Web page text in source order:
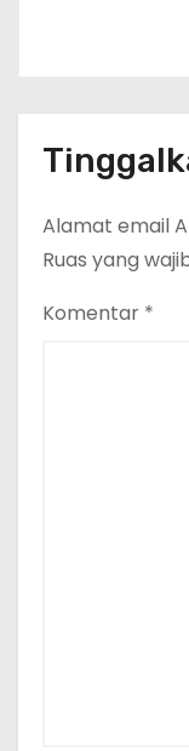
Alamat email
Ruas yang
Komentar *